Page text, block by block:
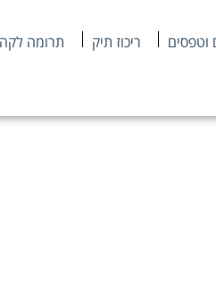
וטפסים ריכוז תיק תרומה